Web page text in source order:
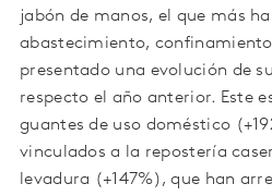
jabón de manos, el que más
abastecimiento,
presentado una evolución de
respecto el año anterior. Este
guantes de uso doméstico
vinculados a la repostería
levadura (+147%), que han